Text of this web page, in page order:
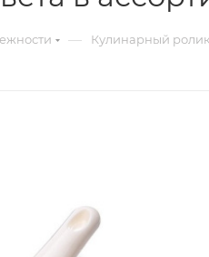
— Кулинарный ролик